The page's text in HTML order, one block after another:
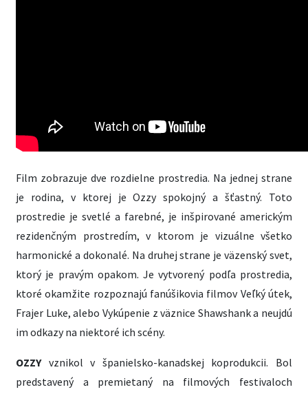
Film zobrazuje dve rozdielne prostredia. Na jednej strane
je rodina, v ktorej je Ozzy spokojný a šťastný. Toto
prostredie je svetlé a farebné, je inšpirované americkým
rezidenčným prostredím, v ktorom je vizuálne všetko
harmonické a dokonalé. Na druhej strane je väzenský svet,
ktorý je pravým opakom. Je vytvorený podľa prostredia,
ktoré okamžite rozpoznajú fanúšikovia filmov Veľký útek,
Frajer Luke, alebo Vykúpenie z väznice Shawshank a neujdú
im odkazy na niektoré ich scény.
OZZYvznikol v španielsko-kanadskej koprodukcii. Bol
predstavený a premietaný na filmových festivaloch